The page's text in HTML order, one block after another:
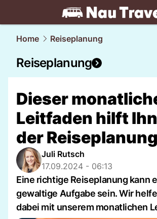
travel.NAU.ch
Home Reiseplanung
Reiseplanung
Dieser
Leitfaden hilft
der Reiseplanung
Juli Rutsch
17.09.2024 - 06:13
Eine richtige Reiseplanung kann
gewaltige Aufgabe sein. Wir
dabei mit unserem monatlichen